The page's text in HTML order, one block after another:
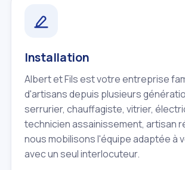
Installation
Albert et Fils est votre entreprise
d'artisans depuis plusieurs
serrurier, chauffagiste, vitrier,
technicien assainissement, artisan
nous mobilisons l'équipe adaptée à
avec un seul interlocuteur.